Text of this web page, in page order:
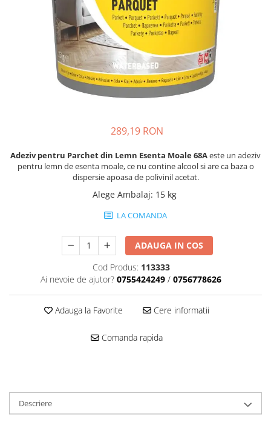
Plasă Termoizolație
Plasă Tencuieli și Șape
Doze și Platforme
Adezivi Termoizolații
Folie Difuzie Anticondens
Polistiren Expandat & Extrudat
Accesorii Finisaje
Mascare
Garnituri Adezive Uși Ferestre
Gips Carton
Șuruburi Gips Carton
Profile Gips Carton
Ipsos îmbinare Gips Carton
289,19 RON
Adeziv pentru Parchet din Lemn Esenta Moale 68Aeste un adeziv
pentru lemn de esenta moale, ce nu contine alcool si are ca baza o
dispersie apoasa de polivinil acetat.
Alege Ambalaj: 15 kg
LA COMANDA
ADAUGA IN COS
Cod Produs: 113333
Ai nevoie de ajutor? 0755424249 / 0756778626
Adauga la Favorite Cere informatii
Comanda rapida
Descriere